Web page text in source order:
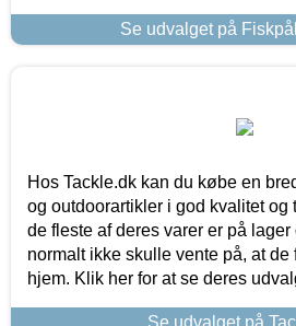
Se udvalget på
Hos Tackle.dk kan du købe en
og outdoorartikler i god kvalitet og
de fleste af deres varer er på
normalt ikke skulle vente på, at
hjem. Klik her for at se deres
Se udvalget på